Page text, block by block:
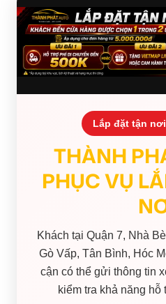
Lắp đặt tận nơi
THÀNH
PHỤC VỤ
Khách tại Quận 7, Nhà
Gò Vấp, Tân Bình, Hóc
cận có thể gửi thông tin
kiểm tra khả năng